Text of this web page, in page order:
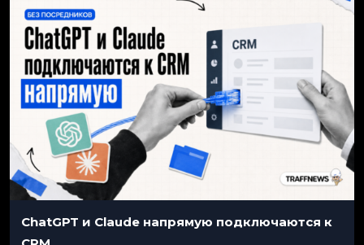
ChatGPT и Claude напрямую подключаются к